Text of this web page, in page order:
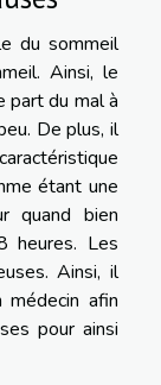
du sommeil
Ainsi, le
part du mal à
De plus, il
étant une
quand bien
heures. Les
Ainsi, il
afin
pour ainsi